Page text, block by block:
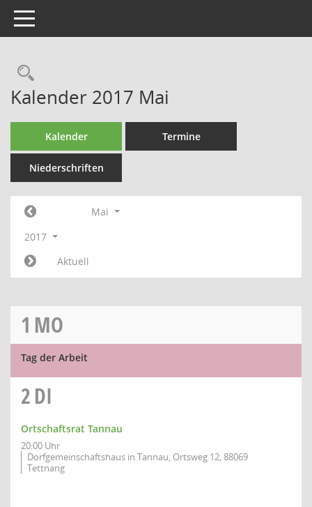
Toggle navigation
Rechercheauswahl
Kalender 2017 Mai
Kalender Termine
Niederschriften
Mai
2017
Aktuell
1 MO
Tag der Arbeit
2DI
Ortschaftsrat Tannau
20:00 Uhr
Dorfgemeinschaftshaus in Tannau, Ortsweg 12, 88069
Tettnang